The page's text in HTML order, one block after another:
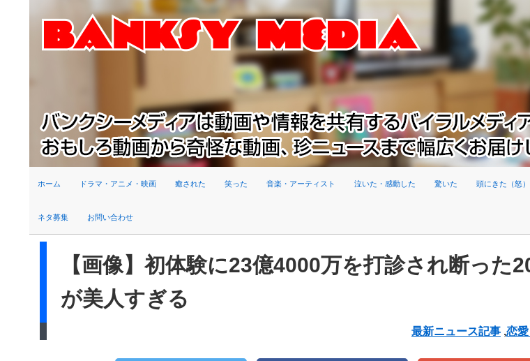
ホーム ドラマ・アニメ・映画 癒された 笑った 音楽・アーティスト 泣いた・感動した 驚いた 頭にきた（怒）
ネタ募集 お問い合わせ
【画像】初体験に23億4000万を打診され断った
が美人すぎる
最新ニュース記事 ,恋